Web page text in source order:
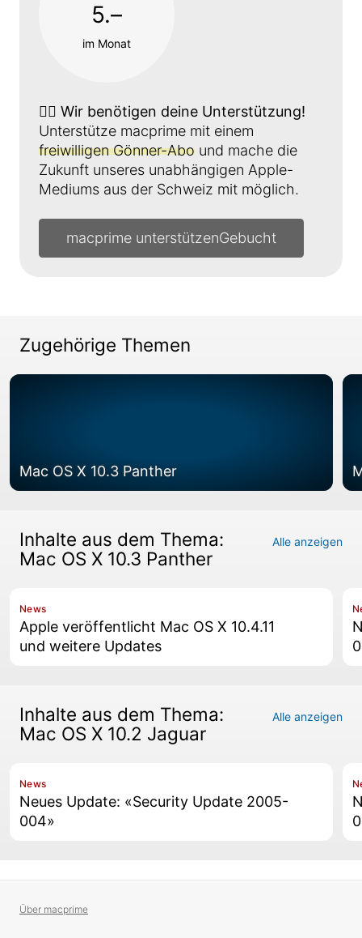
5.–
im Monat
👉🏼 Wir benötigen deine Unterstützung!
Unterstütze macprime mit einem
freiwilligen Gönner-Abo und mache die
Zukunft unseres unabhängigen Apple-
Mediums aus der Schweiz mit möglich.
macprime unterstützen
Zugehörige Themen
Mac OS X 10.3 Panther
Inhalte aus dem Thema:
Mac OS X 10.3 Panther
Alle anzeigen
News
Apple veröffentlicht Mac OS X 10.4.11
und weitere Updates
Inhalte aus dem Thema:
Mac OS X 10.2 Jaguar
Alle anzeigen
News
Neues Update: «Security Update 2005-
004»
Über macprime